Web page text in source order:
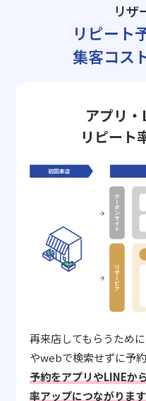
リザ
リピート
集客コス
アプリ
リピート
再来店してもらうため
やwebで検索せずに予
予約をアプリやLINEか
率アップにつながります